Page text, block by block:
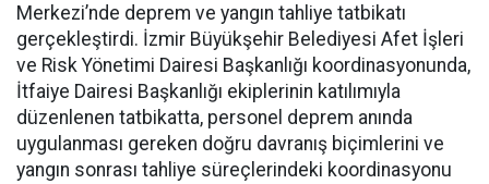
Merkezi’nde deprem ve yangın tahliye tatbikatı
gerçekleştirdi. İzmir Büyükşehir Belediyesi Afet İşleri
ve Risk Yönetimi Dairesi Başkanlığı koordinasyonunda,
İtfaiye Dairesi Başkanlığı ekiplerinin katılımıyla
düzenlenen tatbikatta, personel deprem anında
uygulanması gereken doğru davranış biçimlerini ve
yangın sonrası tahliye süreçlerindeki koordinasyonu